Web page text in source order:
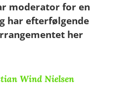
moderator for en
har efterfølgende
her
Wind Nielsen